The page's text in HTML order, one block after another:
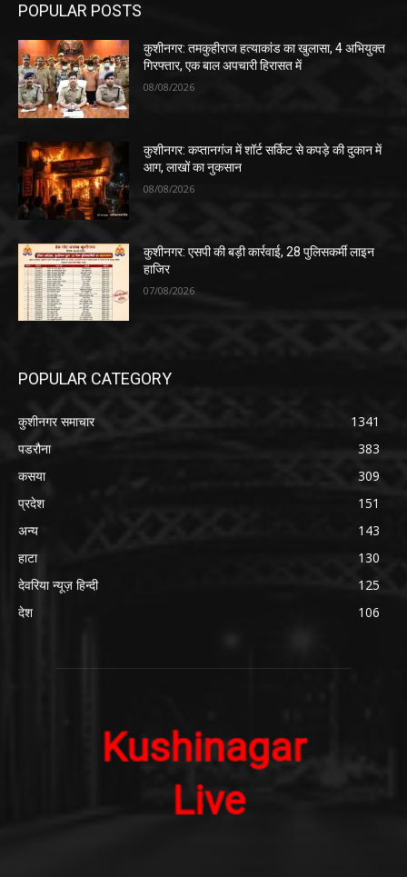
POPULAR POSTS
कुशीनगर: तमकुहीराज हत्याकांड का खुलासा, 4 अभियुक्त
गिरफ्तार, एक बाल अपचारी हिरासत में
08/08/2026
कुशीनगर: कप्तानगंज में शॉर्ट सर्किट से कपड़े की दुकान में
आग, लाखों का नुकसान
08/08/2026
कुशीनगर: एसपी की बड़ी कार्रवाई, 28 पुलिसकर्मी लाइन
हाजिर
07/08/2026
POPULAR CATEGORY
कुशीनगर समाचार
1341
पडरौना
383
कसया
309
प्रदेश
151
अन्य
143
हाटा
130
देवरिया न्यूज़ हिन्दी
125
देश
106